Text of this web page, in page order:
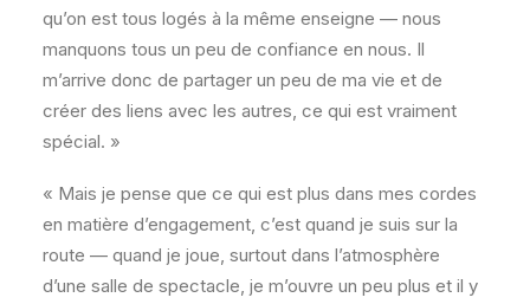
qu’on est tous logés à la même enseigne — nous
manquons tous un peu de confiance en nous. Il
m’arrive donc de partager un peu de ma vie et de
créer des liens avec les autres, ce qui est vraiment
spécial. »
« Mais je pense que ce qui est plus dans mes cordes
en matière d’engagement, c’est quand je suis sur la
route — quand je joue, surtout dans l’atmosphère
d’une salle de spectacle, je m’ouvre un peu plus et il y